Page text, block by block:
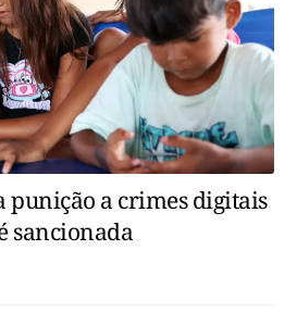
punição a crimes digitais
sancionada